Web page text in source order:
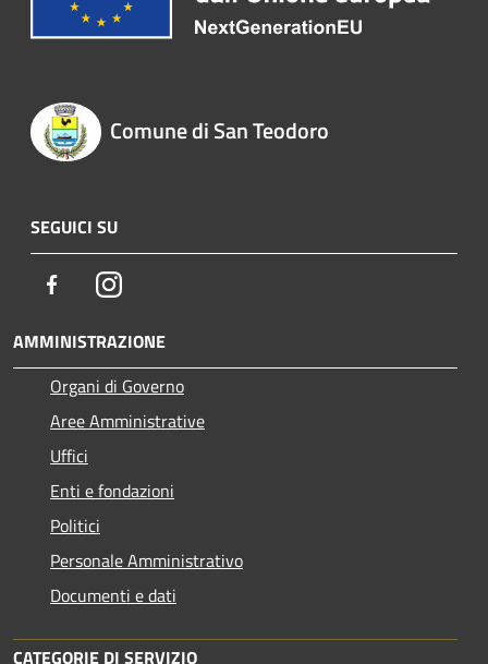
Comune di San Teodoro
SEGUICI SU
FacebookInstagram
AMMINISTRAZIONE
Organi di Governo
Aree Amministrative
Uffici
Enti e fondazioni
Politici
Personale Amministrativo
Documenti e dati
CATEGORIE DI SERVIZIO